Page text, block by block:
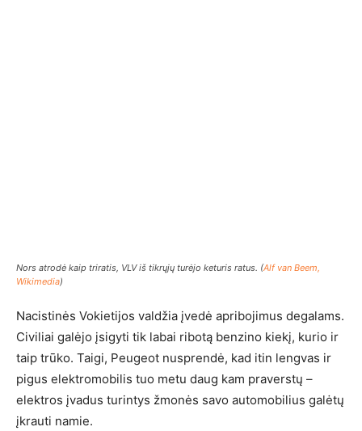
Nors atrodė kaip triratis, VLV iš tikrųjų turėjo keturis ratus. (Alf van Beem,
Wikimedia)
Nacistinės Vokietijos valdžia įvedė apribojimus degalams.
Civiliai galėjo įsigyti tik labai ribotą benzino kiekį, kurio ir
taip trūko. Taigi, Peugeot nusprendė, kad itin lengvas ir
pigus elektromobilis tuo metu daug kam praverstų –
elektros įvadus turintys žmonės savo automobilius galėtų
įkrauti namie.